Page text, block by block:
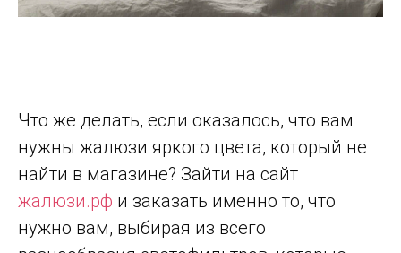
Что же делать, если оказалось, что вам
нужны жалюзи яркого цвета, который не
найти в магазине? Зайти на сайт
жалюзи.рф и заказать именно то, что
нужно вам, выбирая из всего